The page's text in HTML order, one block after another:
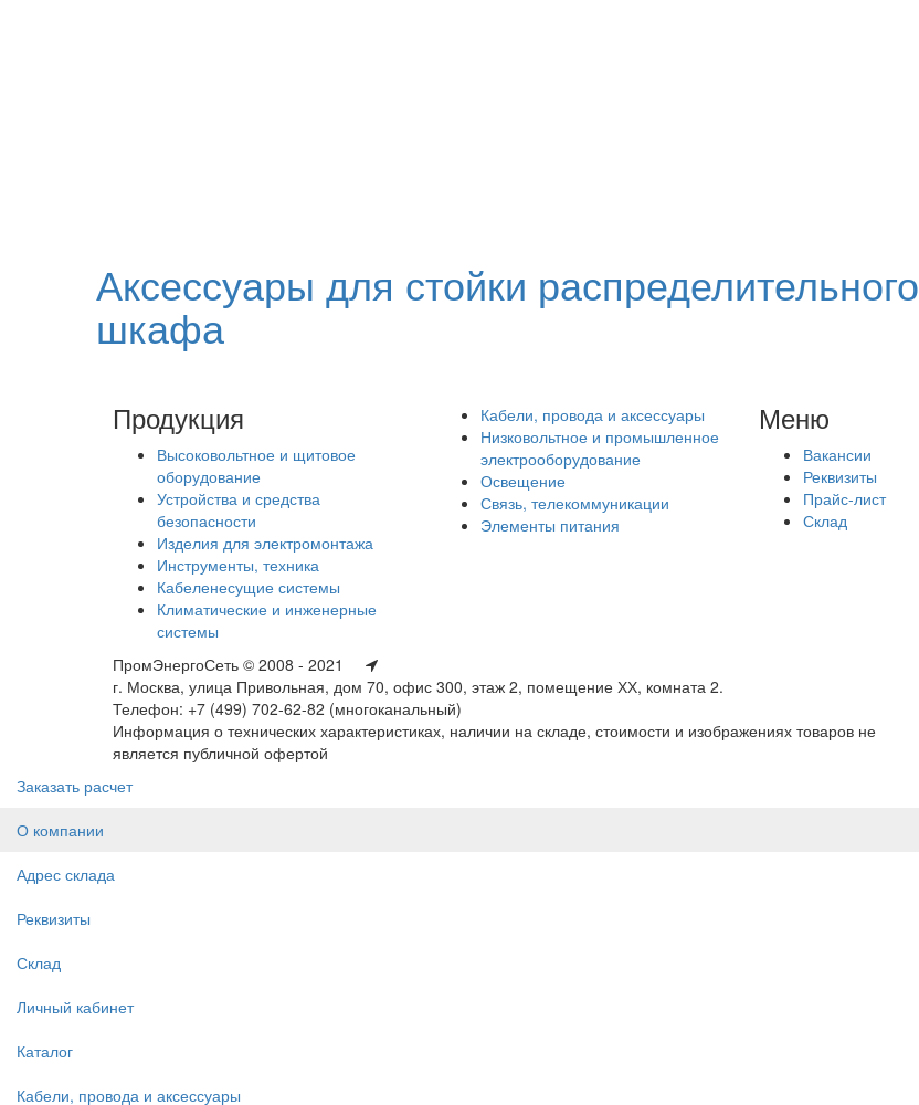
Аксессуары для стойки распределительного
шкафа
Продукция
Высоковольтное и щитовое
оборудование
Устройства и средства
безопасности
Изделия для электромонтажа
Инструменты, техника
Кабеленесущие системы
Климатические и инженерные
системы
Кабели, провода и аксессуары
Низковольтное и промышленное
электрооборудование
Освещение
Связь, телекоммуникации
Элементы питания
Меню
Вакансии
Реквизиты
Прайс-лист
Склад
ПромЭнергоСеть © 2008 - 2021
г. Москва, улица Привольная, дом 70, офис 300, этаж 2, помещение ХХ, комната 2.
Телефон: +7 (499) 702-62-82 (многоканальный)
Информация о технических характеристиках, наличии на складе, стоимости и изображениях товаров не
является публичной офертой
Заказать расчет
О компании
Адрес склада
Реквизиты
Склад
Личный кабинет
Каталог
Кабели, провода и аксессуары